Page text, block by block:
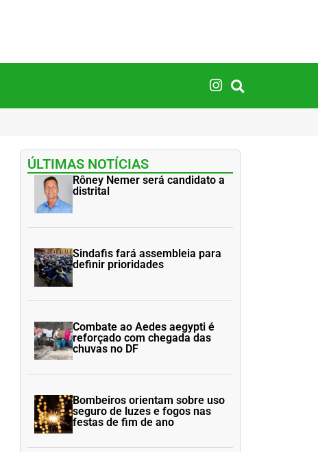
ÚLTIMAS NOTÍCIAS
Rôney Nemer será candidato a
distrital
Sindafis fará assembleia para
definir prioridades
Combate ao Aedes aegypti é
reforçado com chegada das
chuvas no DF
Bombeiros orientam sobre uso
seguro de luzes e fogos nas
festas de fim de ano